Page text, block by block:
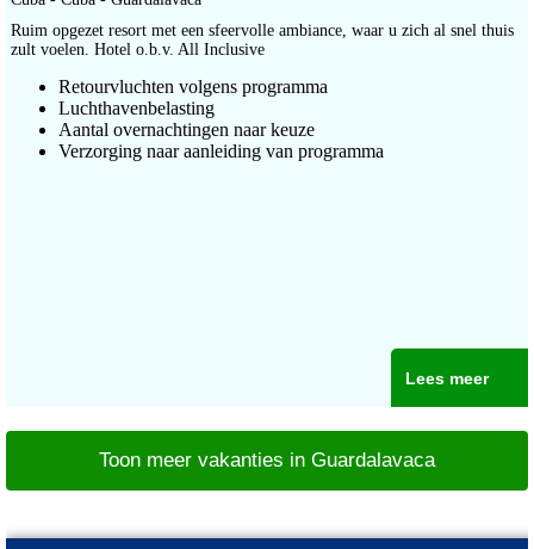
Ruim opgezet resort met een sfeervolle ambiance, waar u zich al snel thuis
zult voelen. Hotel o.b.v. All Inclusive
Retourvluchten volgens programma
Luchthavenbelasting
Aantal overnachtingen naar keuze
Verzorging naar aanleiding van programma
Lees meer
Toon meer vakanties in Guardalavaca